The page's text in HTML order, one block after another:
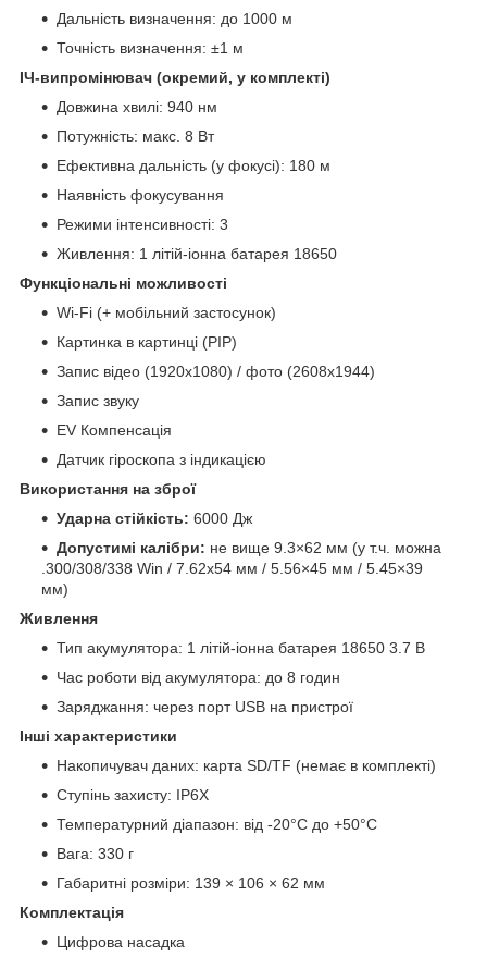
Дальність визначення: до 1000 м
Точність визначення: ±1 м
ІЧ-випромінювач (окремий, у комплекті)
Довжина хвилі: 940 нм
Потужність: макс. 8 Вт
Ефективна дальність (у фокусі): 180 м
Наявність фокусування
Режими інтенсивності: 3
Живлення: 1 літій-іонна батарея 18650
Функціональні можливості
Wi-Fi (+ мобільний застосунок)
Картинка в картинці (PIP)
Запис відео (1920x1080) / фото (2608x1944)
Запис звуку
EV Компенсація
Датчик гіроскопа з індикацією
Використання на зброї
Ударна стійкість: 6000 Дж
Допустимі калібри: не вище 9.3×62 мм (у т.ч. можна
.300/308/338 Win / 7.62x54 мм / 5.56×45 мм / 5.45×39
мм)
Живлення
Тип акумулятора: 1 літій-іонна батарея 18650 3.7 В
Час роботи від акумулятора: до 8 годин
Заряджання: через порт USB на пристрої
Інші характеристики
Накопичувач даних: карта SD/TF (немає в комплекті)
Ступінь захисту: IP6X
Температурний діапазон: від -20°C до +50°C
Вага: 330 г
Габаритні розміри: 139 × 106 × 62 мм
Комплектація
Цифрова насадка